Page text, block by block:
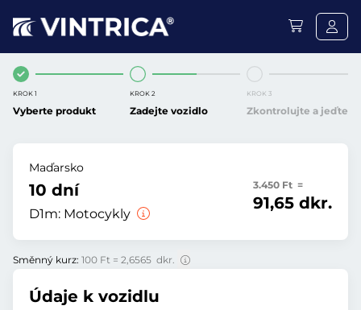
KROK 1
Vyberte produkt
KROK 2
Zadejte vozidlo
KROK 3
Zkontrolujte a jeďte
Maďarsko
10 dní
D1m: Motocykly
3.450 Ft =
91,65 dkr.
Směnný kurz: 100 Ft = 2,6565 dkr.
Údaje k vozidlu